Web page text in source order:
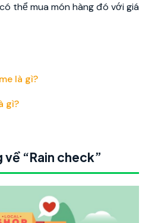
thể mua món hàng đó với giá
là gì?
gì?
về “Rain check”